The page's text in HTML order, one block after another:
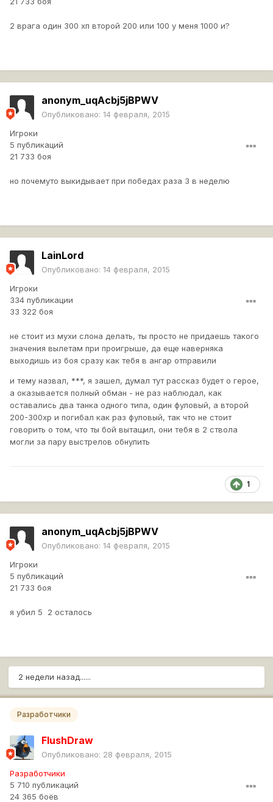
2 врага один 300 хп второй 200 или 100 у меня 1000 и?
anonym_uqAcbj5jBPWV
Опубликовано: 14 февраля, 2015
Игроки
5 публикаций
21 733 боя
но почемуто выкидывает при победах раза 3 в неделю
LainLord
Опубликовано: 14 февраля, 2015
Игроки
334 публикации
33 322 боя
не стоит из мухи слона делать, ты просто не придаешь такого
значения вылетам при проигрыше, да еще наверняка
выходишь из боя сразу как тебя в ангар отправили
и тему назвал, ***, я зашел, думал тут рассказ будет о герое,
а оказывается полный обман - не раз наблюдал, как
оставались два танка одного типа, один фуловый, а второй
200-300хр и погибал как раз фуловый, так что не стоит
говорить о том, что ты бой вытащил, они тебя в 2 ствола
могли за пару выстрелов обнулить
1
anonym_uqAcbj5jBPWV
Опубликовано: 14 февраля, 2015
Игроки
5 публикаций
21 733 боя
я убил 5 2 осталось
2 недели назад......
Разработчики
FlushDraw
Опубликовано: 28 февраля, 2015
Разработчики
5 710 публикаций
24 365 боёв